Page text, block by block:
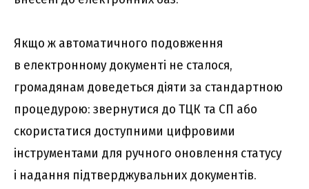
Якщо ж автоматичного подовження
в електронному документі не сталося,
громадянам доведеться діяти за стандартною
процедурою: звернутися до ТЦК та СП або
скористатися доступними цифровими
інструментами для ручного оновлення статусу
і надання підтверджувальних документів.